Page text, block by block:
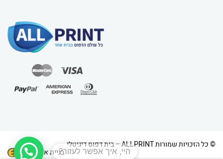
© כל הזכויות שמורות ALLPRINT – בית דפוס דיגיטלי
בניית אתריםהיי, איך אפשר לעזור?